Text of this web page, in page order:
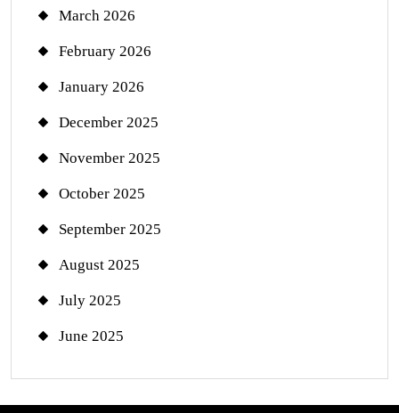
March 2026
February 2026
January 2026
December 2025
November 2025
October 2025
September 2025
August 2025
July 2025
June 2025